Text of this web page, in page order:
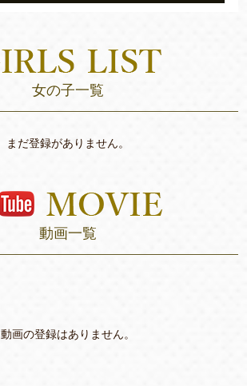
女の子一覧
まだ登録がありません。
動画一覧
動画の登録はありません。